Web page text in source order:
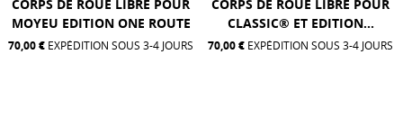
CORPS DE ROUE LIBRE POUR
CLASSIC® ET EDITION...
70,00 €EXPÉDITION SOUS 3-4 JOURS
CORPS DE ROUE LIBRE POUR
MOYEU SR5
70,00 €EXPÉDITION SOUS 3-4 JOURS